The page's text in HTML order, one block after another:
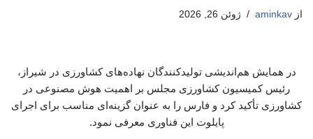
از aminkav ژوئن 26, 2026
در همایش هم‌اندیشی تولیدکنندگان نهاده‌های کشاورزی در شیراز،
رئیس کمیسیون کشاورزی مجلس بر اهمیت هوش مصنوعی در
کشاورزی تأکید کرد و فارس را به عنوان گزینه‌ای مناسب برای اجرای
پایلوت این فناوری معرفی نمود.